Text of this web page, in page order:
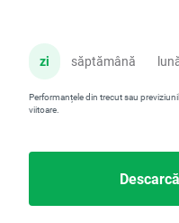
zi săptămână
Performanțele din trecut sau
viitoare.